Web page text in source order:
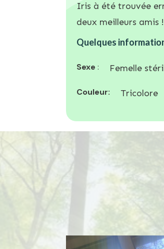
Iris à été trouvée
deux meilleurs amis !
Quelques
Sexe : Femelle
Couleur: Tricolore